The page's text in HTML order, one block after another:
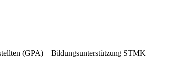
(GPA) – Bildungsunterstützung STMK